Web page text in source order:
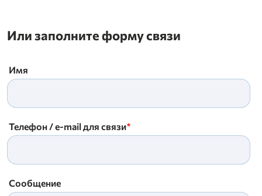
Или заполните форму связи
Имя
Телефон / e-mail для связи
Сообщение